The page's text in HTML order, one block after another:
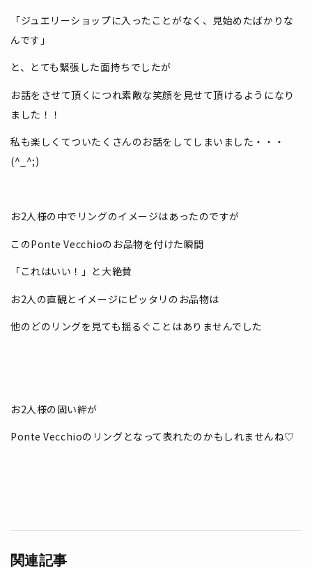
「ジュエリーショップに入ったことがなく、見始めたばかりな
んです」
と、とても緊張した面持ちでしたが
お話をさせて頂くにつれ素敵な笑顔を見せて頂けるようになり
ました！！
私も楽しくてついたくさんのお話をしてしまいました・・・
(^_^;)
お2人様の中でリングのイメージはあったのですが
このPonte Vecchioのお品物を付けた瞬間
「これはいい！」と大絶賛
お2人の直観とイメージにピッタリのお品物は
他のどのリングを見ても揺るぐことはありませんでした
お2人様の固い絆が
Ponte Vecchioのリングとなって表れたのかもしれませんね♡
関連記事